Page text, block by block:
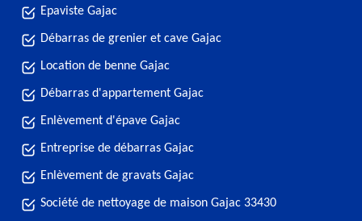
Epaviste Gajac
Débarras de grenier et cave Gajac
Location de benne Gajac
Débarras d'appartement Gajac
Enlèvement d'épave Gajac
Entreprise de débarras Gajac
Enlèvement de gravats Gajac
Société de nettoyage de maison Gajac 33430